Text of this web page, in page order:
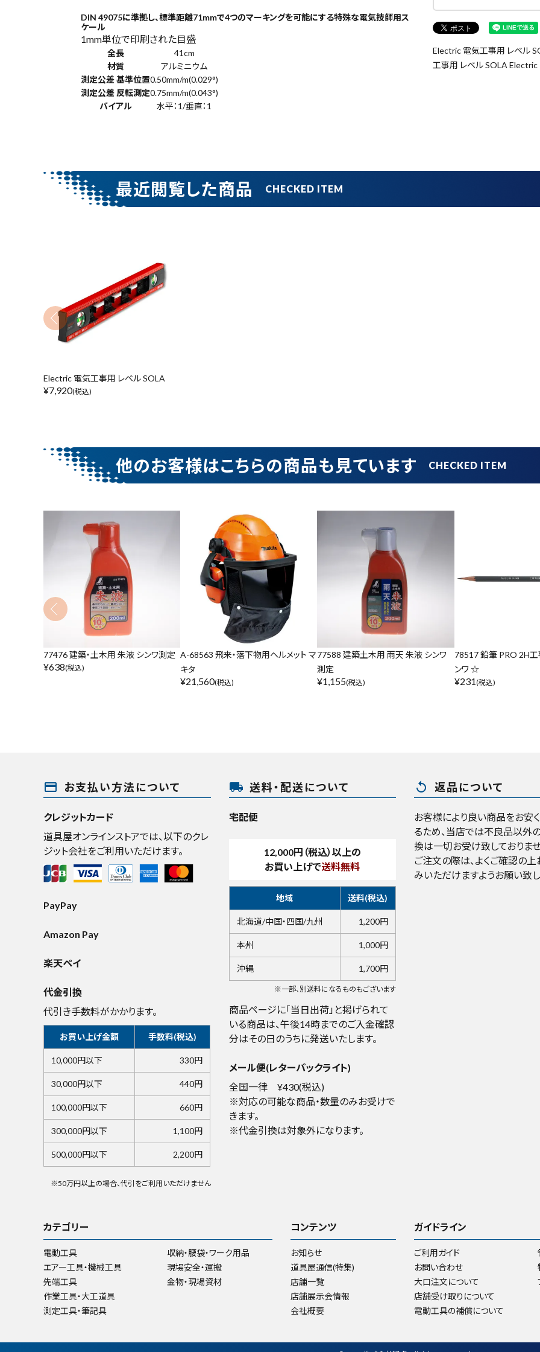
エアー工具・機械工具
測定工具・筆記具
収納・腰袋・ワーク用品
ガイドライン
価格から探す
円 ～ 円
DIN 49075に準拠し、標準距離71mmで4つのマーキングを可能にする特殊な電気技師用ス
ケール
1mm単位で印刷された目盛
全長
41cm
材質
アルミニウム
測定公差 基準位置0.50mm/m(0.029°)
測定公差 反転測定0.75mm/m(0.043°)
バイアル
水平：1/垂直：1
Electric 電気工事用 レベル
工事用 レベル SOLA
最近閲覧した商品
Electric 電気工事用 レベル SOLA
¥7,920(税込)
他のお客様はこちらの商品も見ています
77476 建築・土木用 朱液 シンワ測定
¥638(税込)
A-68563 飛来・落下物用ヘルメット マ
キタ
¥21,560(税込)
77588 建築土木用 雨天 朱液 シンワ
測定
¥1,155(税込)
78517 鉛筆 PRO 2H
ンワ ☆
¥231(税込)
payment お支払い方法について
クレジットカード
道具屋オンラインストアでは、以下のクレ
ジット会社をご利用いただけます。
PayPay
Amazon Pay
楽天ペイ
代金引換
代引き手数料がかかります。
お買い上げ金額 手数料(税込)
10,000円以下 330円
30,000円以下 440円
100,000円以下 660円
300,000円以下 1,100円
500,000円以下 2,200円
※50万円以上の場合、代引をご利用いただけません
local_shipping 送料・配送について
宅配便
12,000円（税込）以上の
お買い上げで送料無料
地域 送料(税込)
北海道/中国・四国/九州 1,200円
本州 1,000円
沖縄 1,700円
※一部、別送料になるものもございます
商品ページに「当日出荷」と掲げられて
いる商品は、午後14時までのご入金確認
分はその日のうちに発送いたします。
メール便(レターパックライト)
全国一律 ¥430(税込)
※対応の可能な商品・数量のみお受けで
きます。
※代金引換は対象外になります。
replay 返品について
お客様により良い商品をお安
るため、当店では不良品以外
換は一切お受け致しておりませ
ご注文の際は、よくご確認の
みいただけますようお願い致し
カテゴリー
電動工具
エアー工具・機械工具
先端工具
作業工具・大工道具
測定工具・筆記具
収納・腰袋・ワーク用品
現場安全・運搬
金物・現場資材
コンテンツ
お知らせ
道具屋通信(特集)
店舗一覧
店舗展示会情報
会社概要
ガイドライン
ご利用ガイド
お問い合わせ
大口注文について
店舗受け取りについて
電動工具の補償について